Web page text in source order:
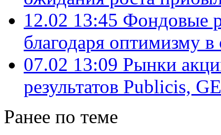
12.02 13:45 Фондовые
благодаря оптимизму
07.02 13:09 Рынки
результатов Publicis,
Ранее по теме